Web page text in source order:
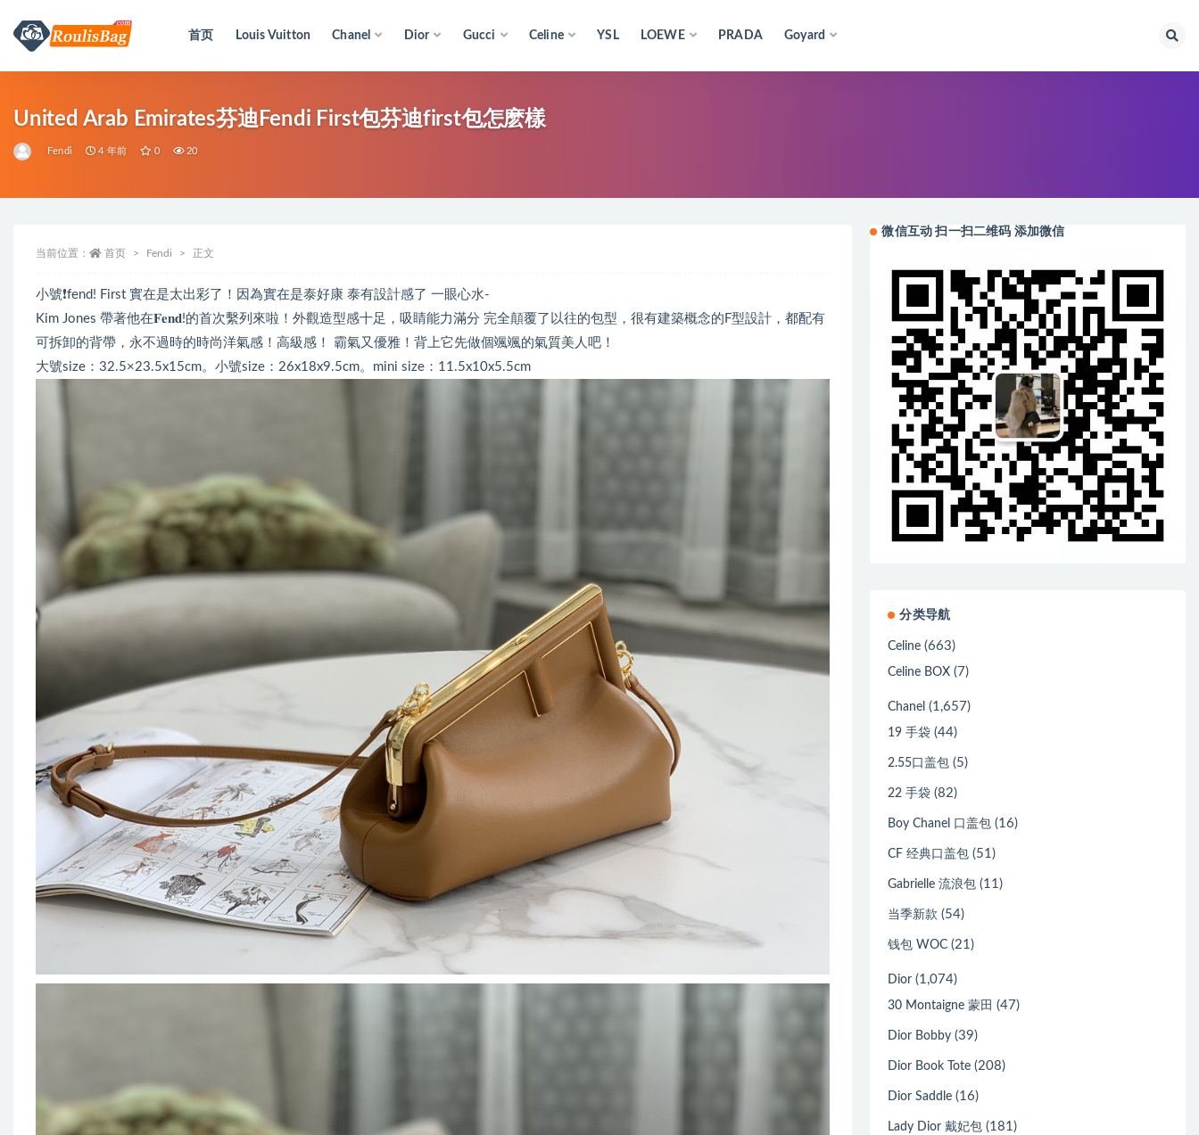
首页 Louis Vuitton Chanel Dior Gucci Celine YSL LOEWE PRADA Goyard
United Arab Emirates芬迪Fendi First包芬迪first包怎麽樣
Fendi 4 年前 0 20
当前位置： 首页 Fendi 正文
小號❗️fend! First 實在是太出彩了！因為實在是泰好康 泰有設計感了 一眼心水-
Kim Jones 帶著他在𝐅𝐞𝐧𝐝!的首次繫列來啦！外觀造型感十足，吸睛能力滿分 完全顛覆了以往的包型，很有建築概念的F型設計，都配有
可拆卸的背帶，永不過時的時尚洋氣感！高級感！ 霸氣又優雅！背上它先做個颯颯的氣質美人吧！
大號size：32.5×23.5x15cm。小號size：26x18x9.5cm。mini size：11.5x10x5.5cm
微信互动 扫一扫二维码 添加微信
分类导航
Celine (663)
Celine BOX (7)
Chanel (1,657)
19 手袋 (44)
2.55口盖包 (5)
22 手袋 (82)
Boy Chanel 口盖包 (16)
CF 经典口盖包 (51)
Gabrielle 流浪包 (11)
当季新款 (54)
钱包 WOC (21)
Dior (1,074)
30 Montaigne 蒙田 (47)
Dior Bobby (39)
Dior Book Tote (208)
Dior Saddle (16)
Lady Dior 戴妃包 (181)